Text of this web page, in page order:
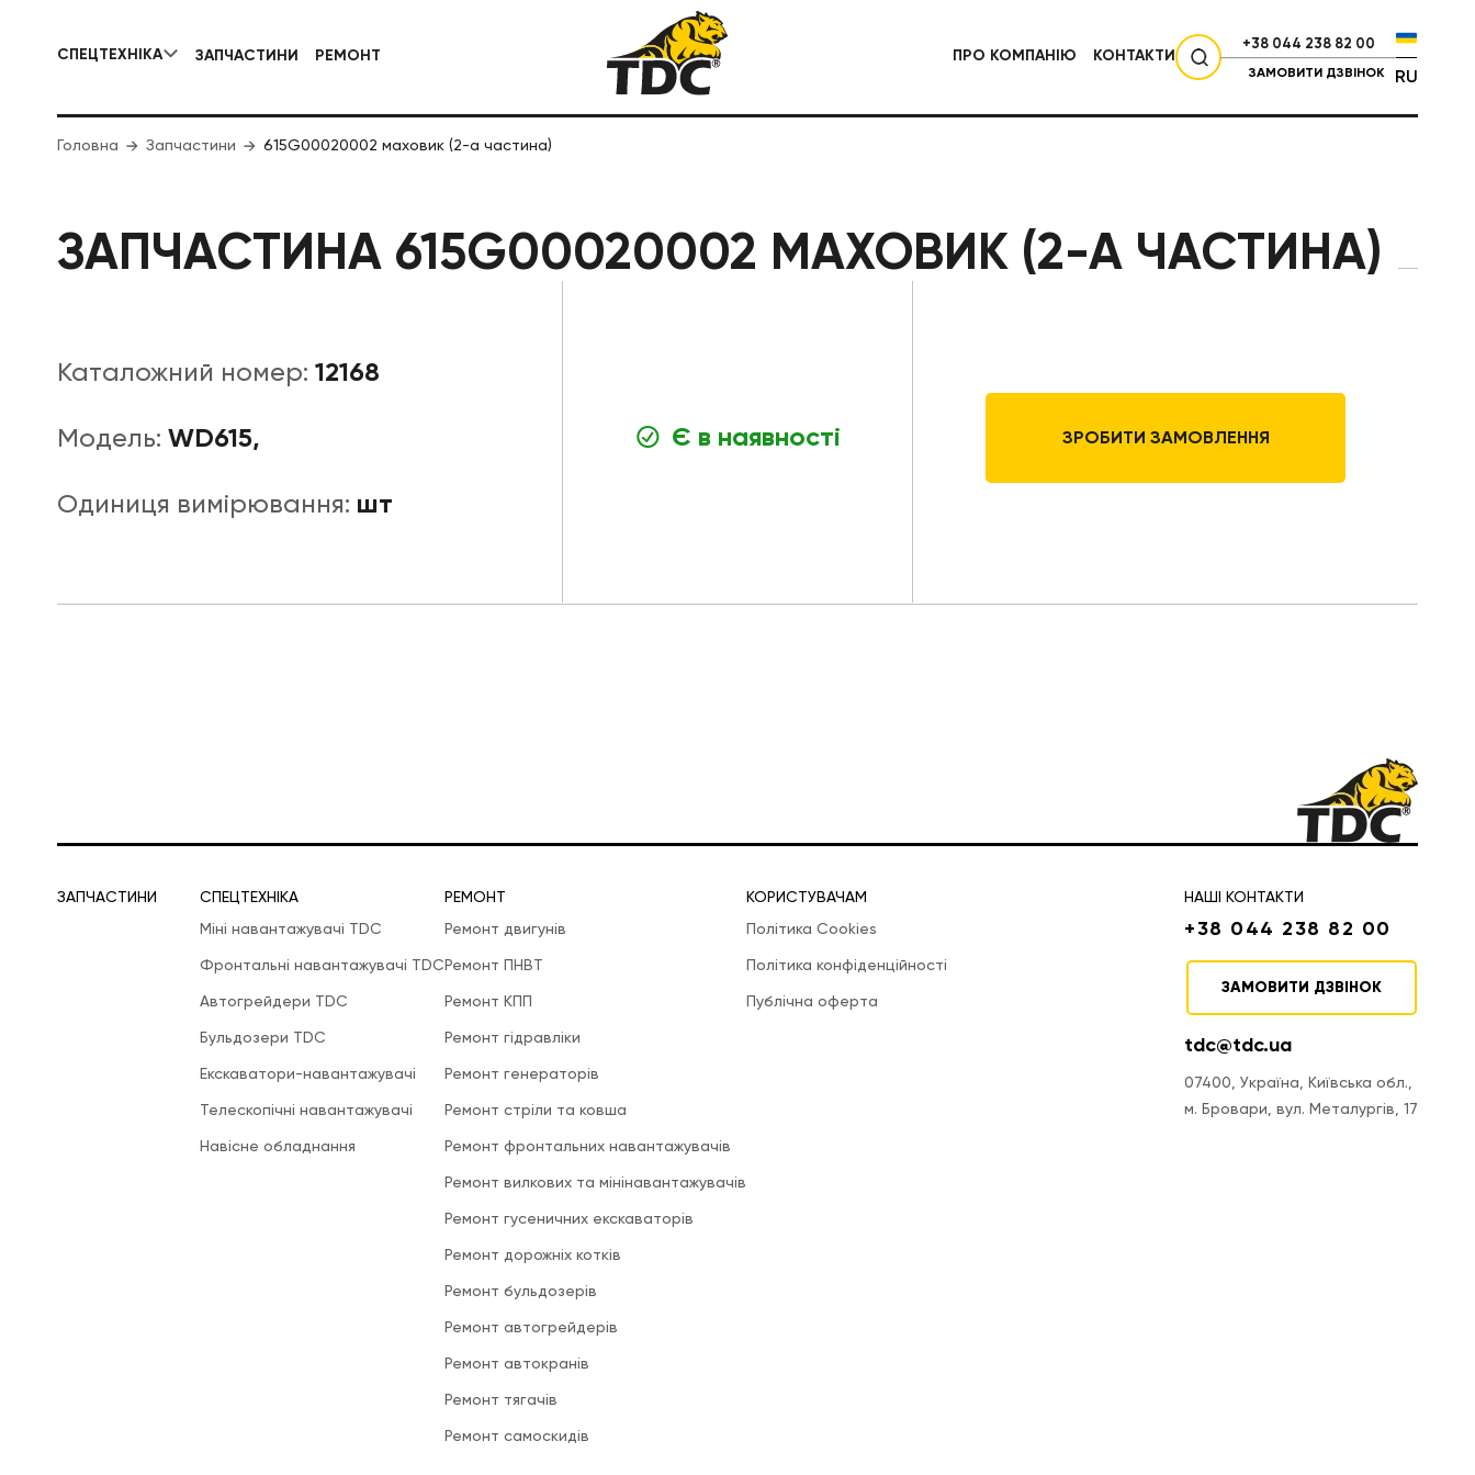
СПЕЦТЕХНІКА
КОМУНАЛЬНА СПЕЦТЕХНІКА ДОРОЖНЯ СПЕЦТЕХНІКА
ЗАПЧАСТИНИ РЕМОНТ ПРО КОМПАНІЮ КОНТАКТИ
+38 044 238 82 00
ЗАМОВИТИ ДЗВІНОК RU
Головна Запчастини 615G00020002 маховик (2-а частина)
ЗАПЧАСТИНА 615G00020002 МАХОВИК (2-А ЧАСТИНА)
Каталожний номер: 12168
Модель: WD615,
Одиниця вимірювання: шт
Є в наявності ЗРОБИТИ ЗАМОВЛЕННЯ
ЗАПЧАСТИНИ
СПЕЦТЕХНІКА
Міні навантажувачі TDC
Фронтальні навантажувачі TDC
Автогрейдери TDC
Бульдозери TDC
Екскаватори-навантажувачі
Телескопічні навантажувачі
Навісне обладнання
РЕМОНТ
Ремонт двигунів
Ремонт ПНВТ
Ремонт КПП
Ремонт гідравліки
Ремонт генераторів
Ремонт стріли та ковша
Ремонт фронтальних навантажувачів
Ремонт вилкових та мінінавантажувачів
Ремонт гусеничних екскаваторів
Ремонт дорожніх котків
Ремонт бульдозерів
Ремонт автогрейдерів
Ремонт автокранів
Ремонт тягачів
Ремонт самоскидів
КОРИСТУВАЧАМ
Політика Cookies
Політика конфіденційності
Публічна оферта
НАШІ КОНТАКТИ
+38 044 238 82 00
ЗАМОВИТИ ДЗВІНОК
tdc@tdc.ua
07400, Україна, Київська обл.,
м. Бровари, вул. Металургів, 17